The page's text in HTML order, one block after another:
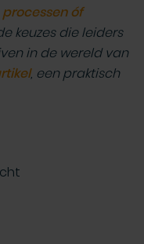
processen óf
keuzes die leiders
in de wereld van
, een praktisch